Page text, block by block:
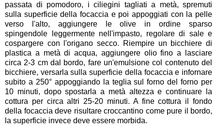
passata di pomodoro, i ciliegini tagliati a metà, spremuti
sulla superficie della focaccia e poi appoggiati con la pelle
verso l'alto, aggiungere le olive in ordine sparso
spingendole leggermente nell'impasto, regolare di sale e
cospargere con l'origano secco. Riempire un bicchiere di
plastica a metà di acqua, aggiungere olio fino a lasciare
circa 2-3 cm dal bordo, fare un'emulsione col contenuto del
bicchiere, versarla sulla superficie della focaccia e infornare
subito a 250° appoggiando la teglia sul forno del forno per
10 minuti, dopo spostarla a metà altezza e continuare la
cottura per circa altri 25-20 minuti. A fine cottura il fondo
della focaccia deve risultare croccantino come pure il bordo,
la superficie invece deve essere morbida.